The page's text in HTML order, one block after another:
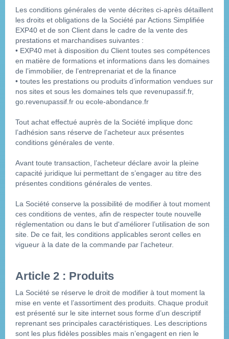
Les conditions générales de vente décrites ci-après détaillent
les droits et obligations de la Société par Actions Simplifiée
EXP40 et de son Client dans le cadre de la vente des
prestations et marchandises suivantes :
• EXP40 met à disposition du Client toutes ses compétences
en matière de formations et informations dans les domaines
de l’immobilier, de l’entreprenariat et de la finance
• toutes les prestations ou produits d’information vendues sur
nos sites et sous les domaines tels que revenupassif.fr,
go.revenupassif.fr ou ecole-abondance.fr
Tout achat effectué auprès de la Société implique donc
l’adhésion sans réserve de l’acheteur aux présentes
conditions générales de vente.
Avant toute transaction, l’acheteur déclare avoir la pleine
capacité juridique lui permettant de s’engager au titre des
présentes conditions générales de ventes.
La Société conserve la possibilité de modifier à tout moment
ces conditions de ventes, afin de respecter toute nouvelle
réglementation ou dans le but d'améliorer l’utilisation de son
site. De ce fait, les conditions applicables seront celles en
vigueur à la date de la commande par l’acheteur.
Article 2 : Produits
La Société se réserve le droit de modifier à tout moment la
mise en vente et l’assortiment des produits. Chaque produit
est présenté sur le site internet sous forme d’un descriptif
reprenant ses principales caractéristiques. Les descriptions
sont les plus fidèles possibles mais n’engagent en rien le